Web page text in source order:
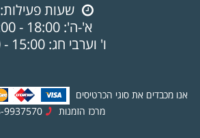
שעות פעילות:
א'-ה': 18:00 - 08:00
ו' וערבי חג: 15:00 - 08:00
אנו מכבדים את סוגי הכרטיסים
מרכז הזמנות
04-9937570